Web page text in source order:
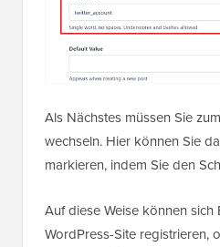
Als Nächstes müssen Sie
wechseln. Hier können Sie
markieren, indem Sie den
Auf diese Weise können sich
WordPress-Site registrieren,